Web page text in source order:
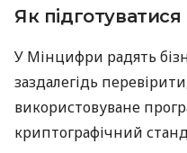
Як
У Мінцифри радять
заздалегідь
використовуване
криптографічний